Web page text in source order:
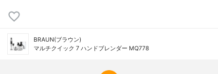
BRAUN(ブラウン)
マルチクイック 7 ハンドブレンダー MQ778